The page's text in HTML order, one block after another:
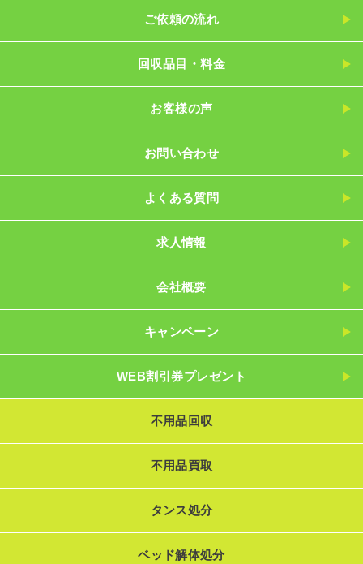
ご依頼の流れ
回収品目・料金
お客様の声
お問い合わせ
よくある質問
求人情報
会社概要
キャンペーン
WEB割引券プレゼント
不用品回収
不用品買取
タンス処分
ベッド解体処分